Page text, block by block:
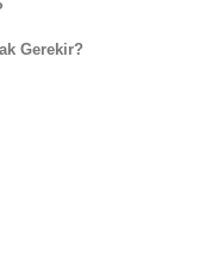
Gerekir?